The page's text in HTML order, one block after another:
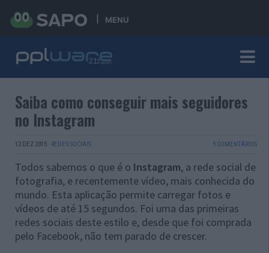
MENU
Saiba como conseguir mais seguidores
no Instagram
12 DEZ 2015 · REDES SOCIAIS 9 COMENTÁRIOS
Todos sabemos o que é o Instagram, a rede social de
fotografia, e recentemente vídeo, mais conhecida do
mundo. Esta aplicação permite carregar fotos e
vídeos de até 15 segundos. Foi uma das primeiras
redes sociais deste estilo e, desde que foi comprada
pelo Facebook, não tem parado de crescer.